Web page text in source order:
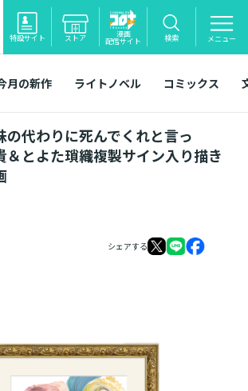
特設サイト ストア 漫画
配信サイト 検索 メニュー
月の新作 ライトノベル コミックス
の代わりに死んでくれと言っ
とよた瑣織複製サイン入り描き
シェアする